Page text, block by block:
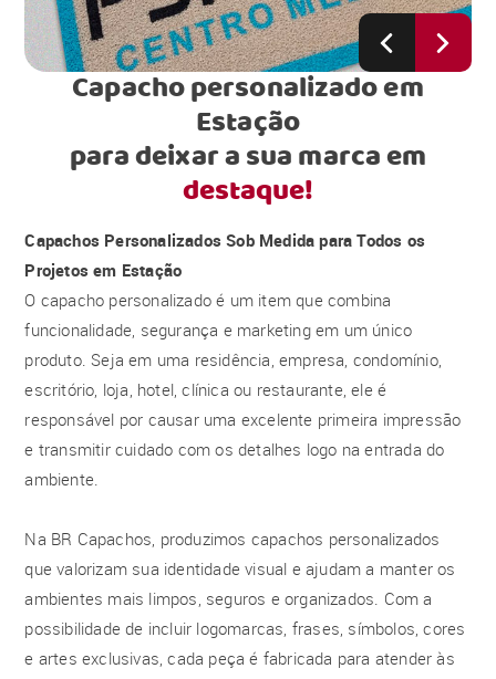
Capacho personalizado em
Estação
para deixar a sua marca em
destaque!
Capachos Personalizados Sob Medida para Todos os
Projetos em Estação
O capacho personalizado é um item que combina
funcionalidade, segurança e marketing em um único
produto. Seja em uma residência, empresa, condomínio,
escritório, loja, hotel, clínica ou restaurante, ele é
responsável por causar uma excelente primeira impressão
e transmitir cuidado com os detalhes logo na entrada do
ambiente.
Na BR Capachos, produzimos capachos personalizados
que valorizam sua identidade visual e ajudam a manter os
ambientes mais limpos, seguros e organizados. Com a
possibilidade de incluir logomarcas, frases, símbolos, cores
e artes exclusivas, cada peça é fabricada para atender às